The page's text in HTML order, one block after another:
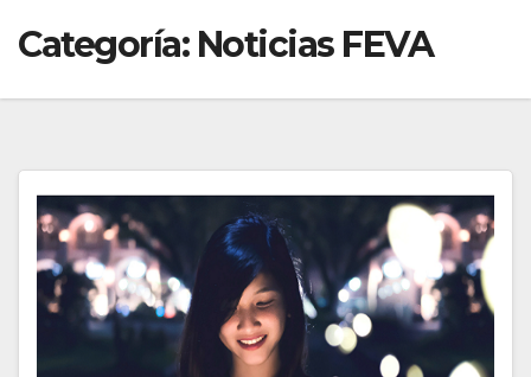
Categoría: Noticias FEVA